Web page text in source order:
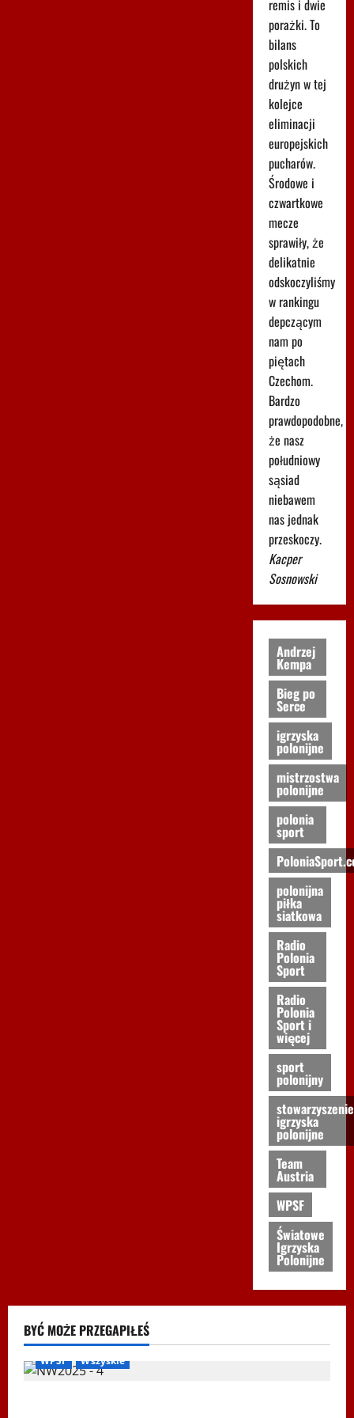
remis i dwie
porażki. To
bilans
polskich
drużyn w tej
kolejce
eliminacji
europejskich
pucharów.
Środowe i
czwartkowe
mecze
sprawiły, że
delikatnie
odskoczyliśmy
w rankingu
depczącym
nam po
piętach
Czechom.
Bardzo
prawdopodobne,
że nasz
południowy
sąsiad
niebawem
nas jednak
przeskoczy.
Kacper
Sosnowski
Andrzej
Kempa
Bieg po
Serce
igrzyska
polonijne
mistrzostwa
polonijne
polonia
sport
polonijna
piłka
siatkowa
Radio
Polonia
Sport
Radio
Polonia
Sport i
więcej
sport
polonijny
stowarzyszenie
igrzyska
polonijne
Team
Austria
WPSF
Światowe
Igrzyska
Polonijne
BYĆ MOŻE PRZEGAPIŁEŚ
Biegi i rekreacja Inne
WPSF
Wszyskie